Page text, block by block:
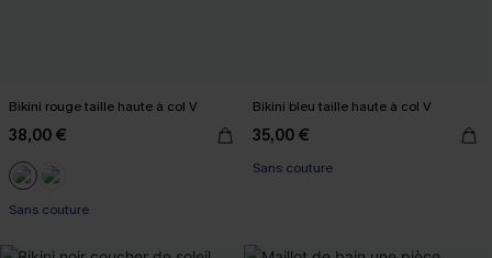
Bikini rouge taille haute à col V
38,00 €
Sans couture
Bikini bleu taille haute à col V
35,00 €
Sans couture